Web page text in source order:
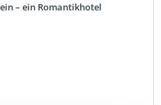
– ein Romantikhotel